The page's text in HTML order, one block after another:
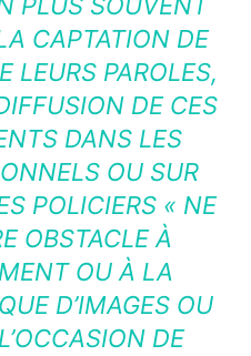
CAPTATION DE
LEURS PAROLES,
DE CES
DANS LES
OU SUR
POLICIERS « NE
OBSTACLE À
OU À LA
D’IMAGES OU
DE